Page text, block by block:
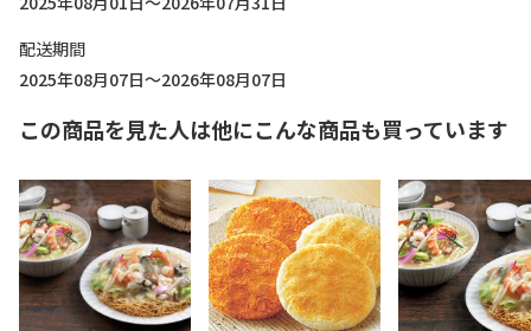
配送期間
2025年08月07日～2026年08月07日
この商品を見た人は他にこんな商品も買っています